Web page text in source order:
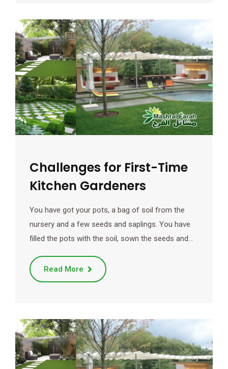
Challenges for First-Time
Kitchen Gardeners
You have got your pots, a bag of soil from the
nursery and a few seeds and saplings. You have
filled the pots with the soil, sown the seeds and…
Read More